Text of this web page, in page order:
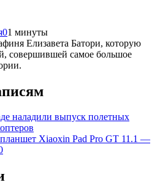
01 минуты
Елизавета Батори, которую
совершившей самое большое
наладили выпуск полетных
Xiaoxin Pad Pro GT 11.1 —